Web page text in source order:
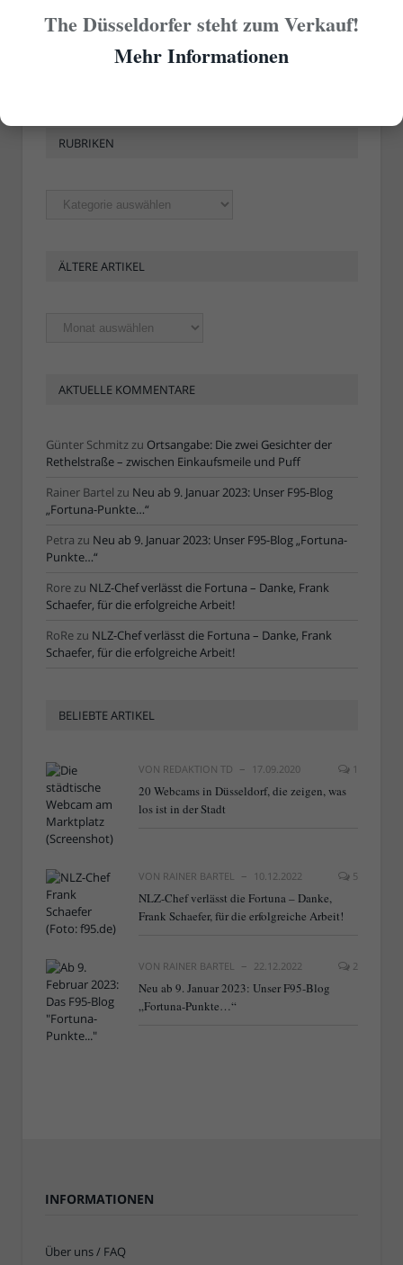
RUBRIKEN
Rubriken
ÄLTERE ARTIKEL
Ältere
Artikel
AKTUELLE KOMMENTARE
Günter Schmitzzu Ortsangabe: Die zwei Gesichter der
Rethelstraße – zwischen Einkaufsmeile und Puff
Rainer Bartel zu Neu ab 9. Januar 2023: Unser F95-Blog
„Fortuna-Punkte…“
Petra zu Neu ab 9. Januar 2023: Unser F95-Blog „Fortuna-
Punkte…“
Rorezu NLZ-Chef verlässt die Fortuna – Danke, Frank
Schaefer, für die erfolgreiche Arbeit!
RoRezu NLZ-Chef verlässt die Fortuna – Danke, Frank
Schaefer, für die erfolgreiche Arbeit!
BELIEBTE ARTIKEL
VON REDAKTION TD 17.09.2020 1
20 Webcams in Düsseldorf, die zeigen, was
los ist in der Stadt
VON RAINER BARTEL 10.12.2022 5
NLZ-Chef verlässt die Fortuna – Danke,
Frank Schaefer, für die erfolgreiche Arbeit!
VON RAINER BARTEL 22.12.2022 2
Neu ab 9. Januar 2023: Unser F95-Blog
„Fortuna-Punkte…“
INFORMATIONEN
Über uns / FAQ
The Düsseldorfer steht zum Verkauf!
Mehr Informationen